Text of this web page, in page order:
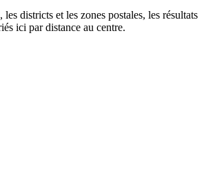
les districts et les zones postales, les résultats
ici par distance au centre.